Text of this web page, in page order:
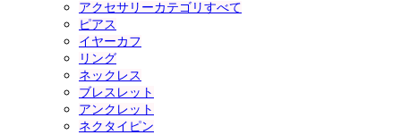
アクセサリーカテゴリすべて
ピアス
イヤーカフ
リング
ネックレス
ブレスレット
アンクレット
ネクタイピン